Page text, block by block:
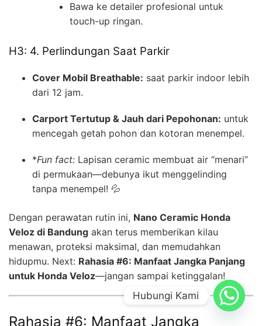
Bawa ke detailer profesional untuk
touch-up ringan.
H3: 4. Perlindungan Saat Parkir
Cover Mobil Breathable: saat parkir indoor lebih
dari 12 jam.
Carport Tertutup & Jauh dari Pepohonan: untuk
mencegah getah pohon dan kotoran menempel.
*Fun fact: Lapisan ceramic membuat air “menari”
di permukaan—debunya ikut menggelinding
tanpa menempel! 💦
Dengan perawatan rutin ini, Nano Ceramic Honda
Veloz di Bandung akan terus memberikan kilau
menawan, proteksi maksimal, dan memudahkan
hidupmu. Next: Rahasia #6: Manfaat Jangka Panjang
untuk Honda Veloz—jangan sampai ketinggalan!
Rahasia #6: Manfaat Jangka
Hubungi Kami